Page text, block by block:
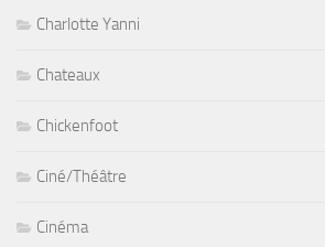
Charlotte Yanni
Chateaux
Chickenfoot
Ciné/Théâtre
Cinéma